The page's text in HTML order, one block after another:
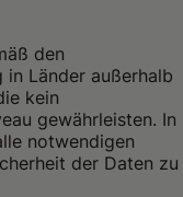
den
in Länder außerhalb
kein
gewährleisten. In
notwendigen
der Daten zu